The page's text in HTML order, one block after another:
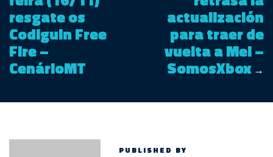
resgate os
Codiguin Free
Fire –
CenárioMT
actualización
para traer de
vuelta a Mei –
SomosXbox→
PUBLISHED BY